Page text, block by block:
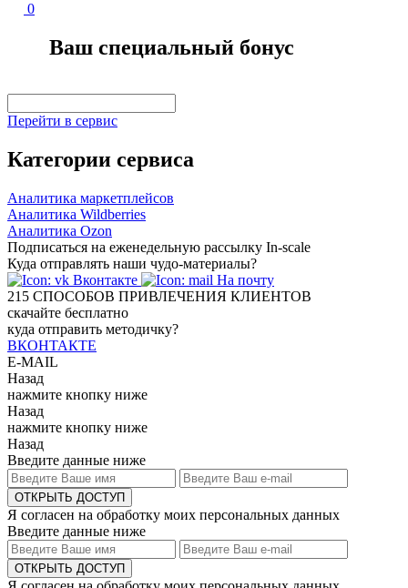
0
Ваш специальный бонус
Перейти в сервис
Категории сервиса
Аналитика маркетплейсов
Аналитика Wildberries
Аналитика Ozon
Подписаться на еженедельную рассылку In-scale
Куда отправлять наши чудо-материалы?
Вконтакте
На почту
215 СПОСОБОВ ПРИВЛЕЧЕНИЯ КЛИЕНТОВ
скачайте бесплатно
куда отправить методичку?
ВКОНТАКТЕ
E-MAIL
Назад
нажмите кнопку ниже
Назад
нажмите кнопку ниже
Назад
Введите данные ниже
ОТКРЫТЬ ДОСТУП
Я согласен на обработку моих персональных данных
Введите данные ниже
ОТКРЫТЬ ДОСТУП